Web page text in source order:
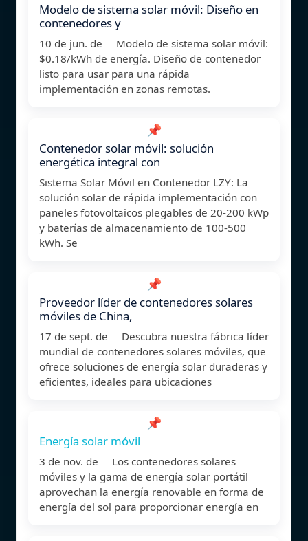
Modelo de sistema solar móvil: Diseño en
contenedores y
10 de jun. de Modelo de sistema solar móvil:
$0.18/kWh de energía. Diseño de contenedor
listo para usar para una rápida
implementación en zonas remotas.
📌
Contenedor solar móvil: solución
energética integral con
Sistema Solar Móvil en Contenedor LZY: La
solución solar de rápida implementación con
paneles fotovoltaicos plegables de 20-200 kWp
y baterías de almacenamiento de 100-500
kWh. Se
📌
Proveedor líder de contenedores solares
móviles de China,
17 de sept. de Descubra nuestra fábrica líder
mundial de contenedores solares móviles, que
ofrece soluciones de energía solar duraderas y
eficientes, ideales para ubicaciones
📌
Energía solar móvil
3 de nov. de Los contenedores solares
móviles y la gama de energía solar portátil
aprovechan la energía renovable en forma de
energía del sol para proporcionar energía en